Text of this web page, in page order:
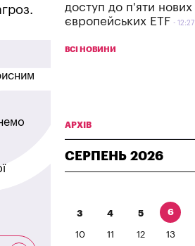
доступ до п'яти нових
європейських ETF
12:27
ВСІ НОВИНИ
АРХІВ
СЕРПЕНЬ 2026
3 4 5 6
10 11 12 13